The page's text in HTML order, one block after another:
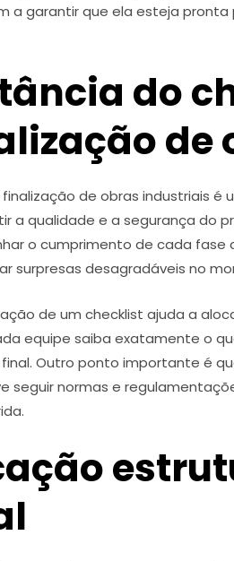
a garantir que ela esteja pronta
do
de
de obras industriais é
a qualidade e a segurança do
o cumprimento de cada fase
surpresas desagradáveis no
de um checklist ajuda a
equipe saiba exatamente o
Outro ponto importante é
seguir normas e